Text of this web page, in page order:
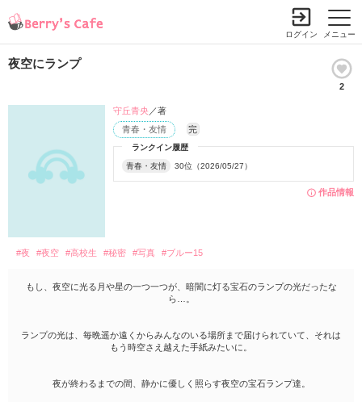
メニュー
ログイン
夜空にランプ
2
作品情報
ランクイン履歴
青春・友情 30位（2026/05/27）
青春・友情 完
守丘青央 ／著
#夜 #夜空 #高校生 #秘密 #写真 #ブルー15
もし、夜空に光る月や星の一つ一つが、暗闇に灯る宝石のランプの光だったな
ら…。
ランプの光は、毎晩遥か遠くからみんなのいる場所まで届けられていて、それは
もう時空さえ越えた手紙みたいに。
夜が終わるまでの間、静かに優しく照らす夜空の宝石ランプ達。